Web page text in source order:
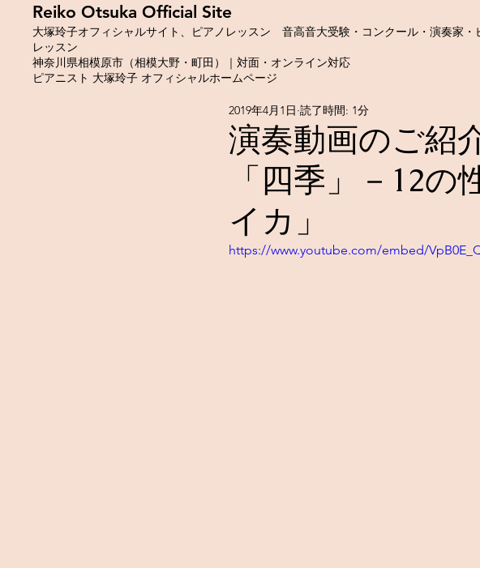
​Reiko Otsuka Official Site
大塚玲子オフィシャルサイト、ピアノレッスン 音高音大受験・コンクール・演奏家・
レッスン
神奈川県相模原市（相模大野・町田）｜対面・オンライン対応
ピアニスト 大塚玲子 オフィシャルホームページ
演奏動画のご紹
「四季」－12
イカ」
2019年4月1日 読了時間: 1分
https://www.youtube.com/embed/